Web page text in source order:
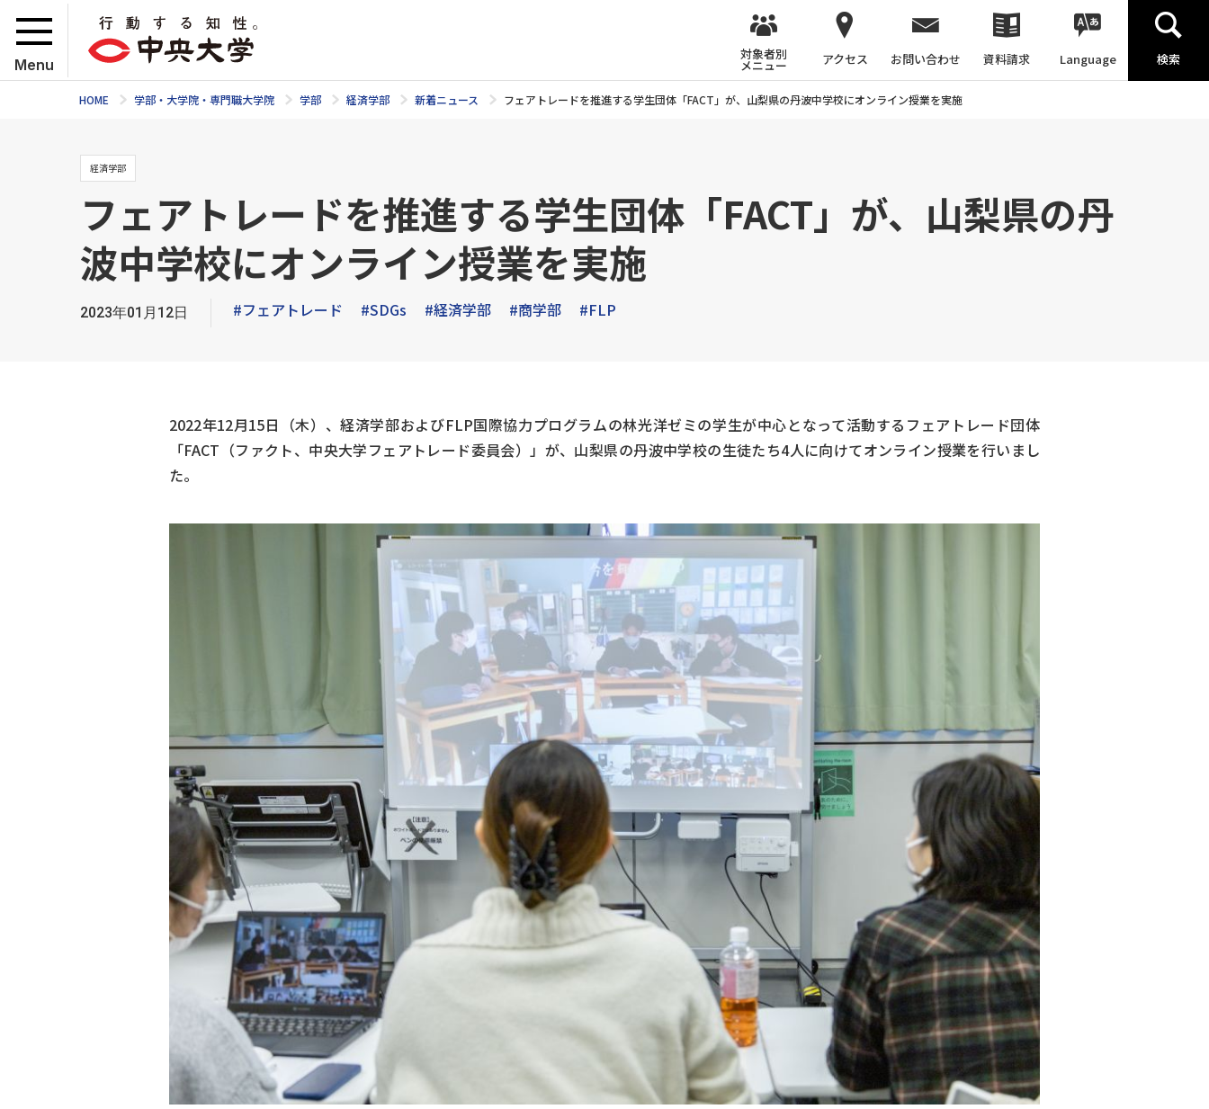
Menu
対象者別
メニュー アクセス お問い合わせ 資料請求 Language 検索
HOME 学部・大学院・専門職大学院 学部 経済学部 新着ニュース フェアトレードを推進する学生団体「FACT」が、山梨県の丹波中学校にオンライン授業を実施
経済学部
フェアトレードを推進する学生団体「FACT」が、山梨県の丹
波中学校にオンライン授業を実施
2023年01月12日 #フェアトレード #SDGs #経済学部 #商学部 #FLP
2022年12月15日（木）、経済学部およびFLP国際協力プログラムの林光洋ゼミの学生が中心となって活動するフェアトレード団体
「FACT（ファクト、中央大学フェアトレード委員会）」が、山梨県の丹波中学校の生徒たち4人に向けてオンライン授業を行いまし
た。